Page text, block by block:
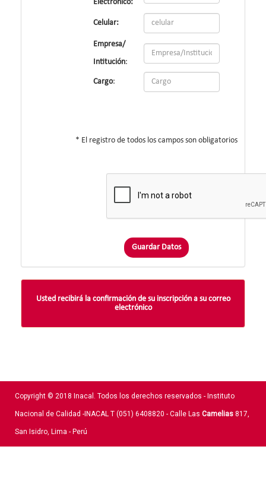
Electrónico:
Celular:
Empresa/
Intitución:
Cargo:
* El registro de todos los campos son obligatorios
Guardar Datos
Usted recibirá la confirmación de su inscripción a su correo
electrónico
Copyright © 2018 Inacal. Todos los derechos reservados - Instituto
Nacional de Calidad -INACAL T (051) 6408820 - Calle Las Camelias 817,
San Isidro, Lima - Perú